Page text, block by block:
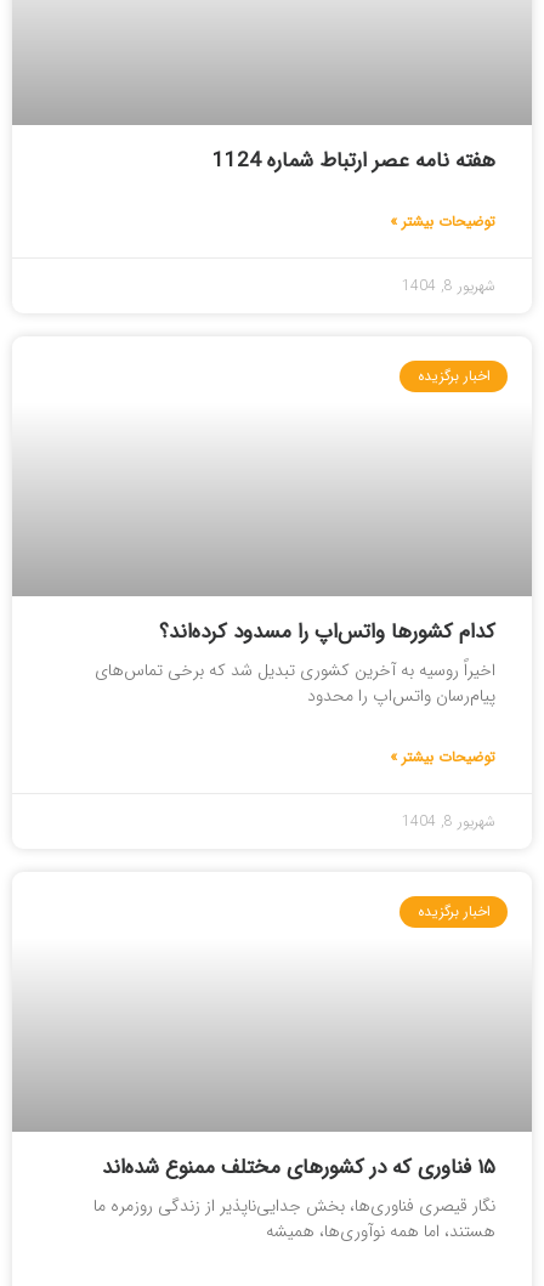
هفته نامه عصر ارتباط شماره 1124
توضیحات بیشتر »
شهریور 8, 1404
اخبار برگزیده
کدام کشورها واتس‌اپ را مسدود کرده‌اند؟
اخیراً روسیه به آخرین کشوری تبدیل شد که برخی تماس‌های
پیام‌رسان واتس‌اپ را محدود
توضیحات بیشتر »
شهریور 8, 1404
اخبار برگزیده
۱۵ فناوری که در کشورهای مختلف ممنوع شده‌اند
نگار قیصری فناوری‌ها، بخش جدایی‌ناپذیر از زندگی روزمره ما
هستند، اما همه نوآوری‌ها، همیشه